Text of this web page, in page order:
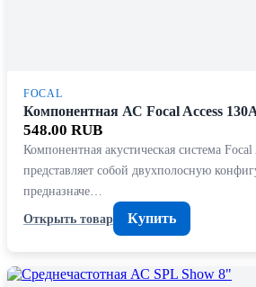
FOCAL
Компонентная АС Focal Access
548.00 RUB
Компонентная акустическая система Focal
представляет собой двухполосную
предназначе…
Открыть товар
Купить